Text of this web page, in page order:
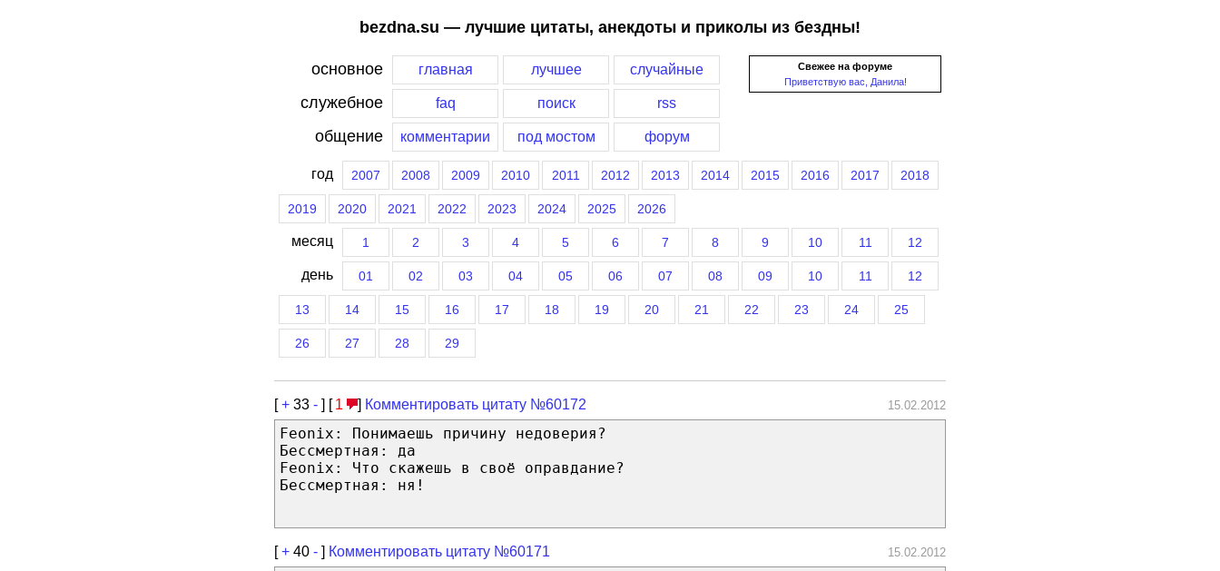
bezdna.su — лучшие цитаты, анекдоты и приколы из бездны!
Свежее на форуме
Приветствую вас, Данила!
основное главная лучшее случайные
служебное faq поиск rss
общение комментарии под мостом форум
год 2007 2008 2009 2010 2011 2012 2013 2014 2015 2016 2017 2018
2019 2020 2021 2022 2023 2024 2025 2026
месяц 1 2 3 4 5 6 7 8 9 10 11 12
день 01 02 03 04 05 06 07 08 09 10 11 12
13 14 15 16 17 18 19 20 21 22 23 24 25
26 27 28 29
[+ 33 - ] [ 1 ] Комментировать цитату №60172 15.02.2012
Feonix: Понимаешь причину недоверия?
Бессмертная: да
Feonix: Что скажешь в своё оправдание?
Бессмертная: ня!
[+ 40 - ] Комментировать цитату №60171 15.02.2012